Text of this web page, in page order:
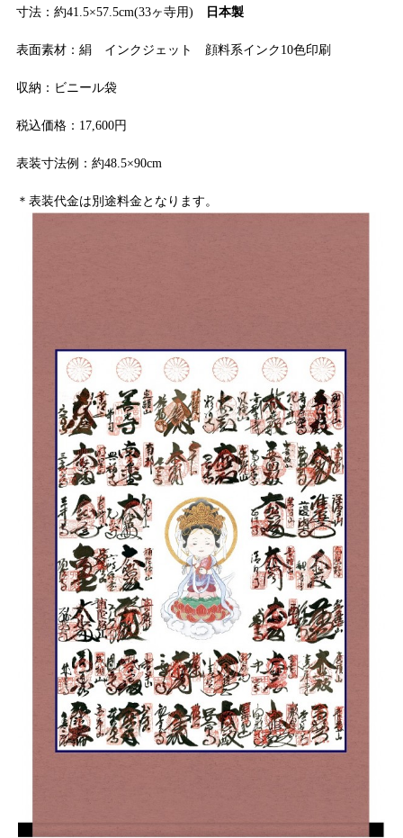
寸法：約41.5×57.5cm(33ヶ寺用) 日本製
表面素材：絹 インクジェット 顔料系インク10色印刷
収納：ビニール袋
税込価格：17,600円
表装寸法例：約48.5×90cm
＊表装代金は別途料金となります。